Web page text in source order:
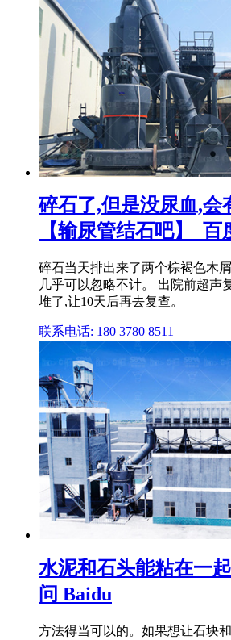
碎石了,但是没尿血,会
【输尿管结石吧】_百
碎石当天排出来了两个棕褐色木
几乎可以忽略不计。 出院前超声
堆了,让10天后再去复查。
联系电话: 180 3780 8511
水泥和石头能粘在一
问 Baidu
方法得当可以的。如果想让石块